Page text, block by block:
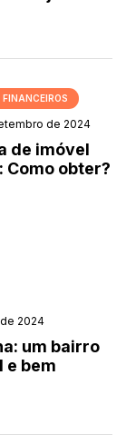
de 2024
de imóvel
Como obter?
2024
um bairro
e bem